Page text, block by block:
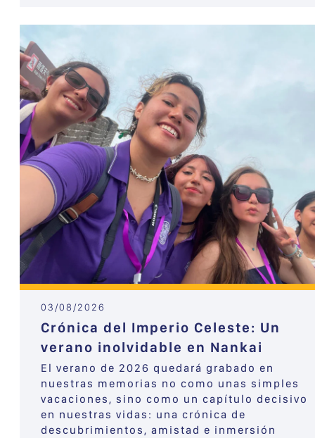
03/08/2026
Crónica del Imperio Celeste: Un
verano inolvidable en Nankai
El verano de 2026 quedará grabado en
nuestras memorias no como unas simples
vacaciones, sino como un capítulo decisivo
en nuestras vidas: una crónica de
descubrimientos, amistad e inmersión